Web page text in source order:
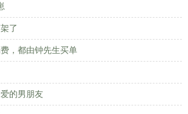
了
，都由钟先生买单
的男朋友